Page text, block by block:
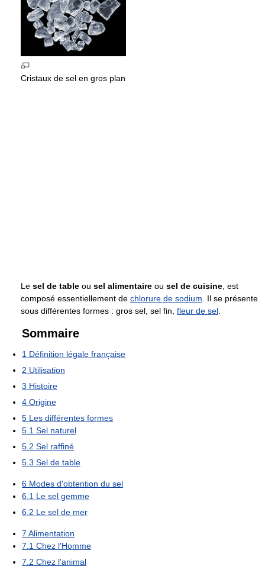
Cristaux de sel en gros plan
Le sel de table ou sel alimentaire ou sel de cuisine, est
composé essentiellement de chlorure de sodium. Il se présente
sous différentes formes : gros sel, sel fin, fleur de sel.
Sommaire
1 Définition légale française
2 Utilisation
3 Histoire
4 Origine
5 Les différentes formes
5.1 Sel naturel
5.2 Sel raffiné
5.3 Sel de table
6 Modes d'obtention du sel
6.1 Le sel gemme
6.2 Le sel de mer
7 Alimentation
7.1 Chez l'Homme
7.2 Chez l'animal